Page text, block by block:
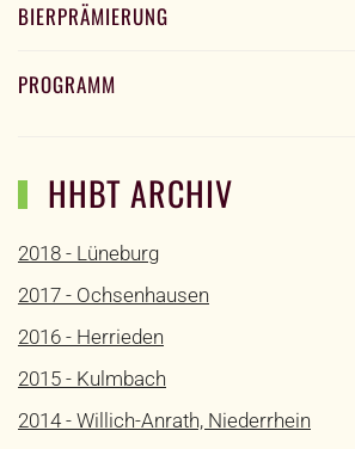
BIERPRÄMIERUNG
PROGRAMM
HHBT ARCHIV
2018 - Lüneburg
2017 - Ochsenhausen
2016 - Herrieden
2015 - Kulmbach
2014 - Willich-Anrath, Niederrhein